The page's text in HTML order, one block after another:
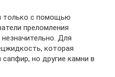
только с помощью
преломления
Для
которая
но другие камни в